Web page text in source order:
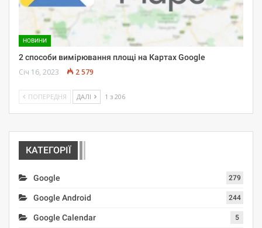
НОВИНИ
2 способи вимірювання площі на Картах Google
Січ 16, 2023 2 579
ПОПЕРЕДНЯ ДАЛІ 1 з 206
КАТЕГОРІЇ
Google 279
Google Android 244
Google Calendar 5